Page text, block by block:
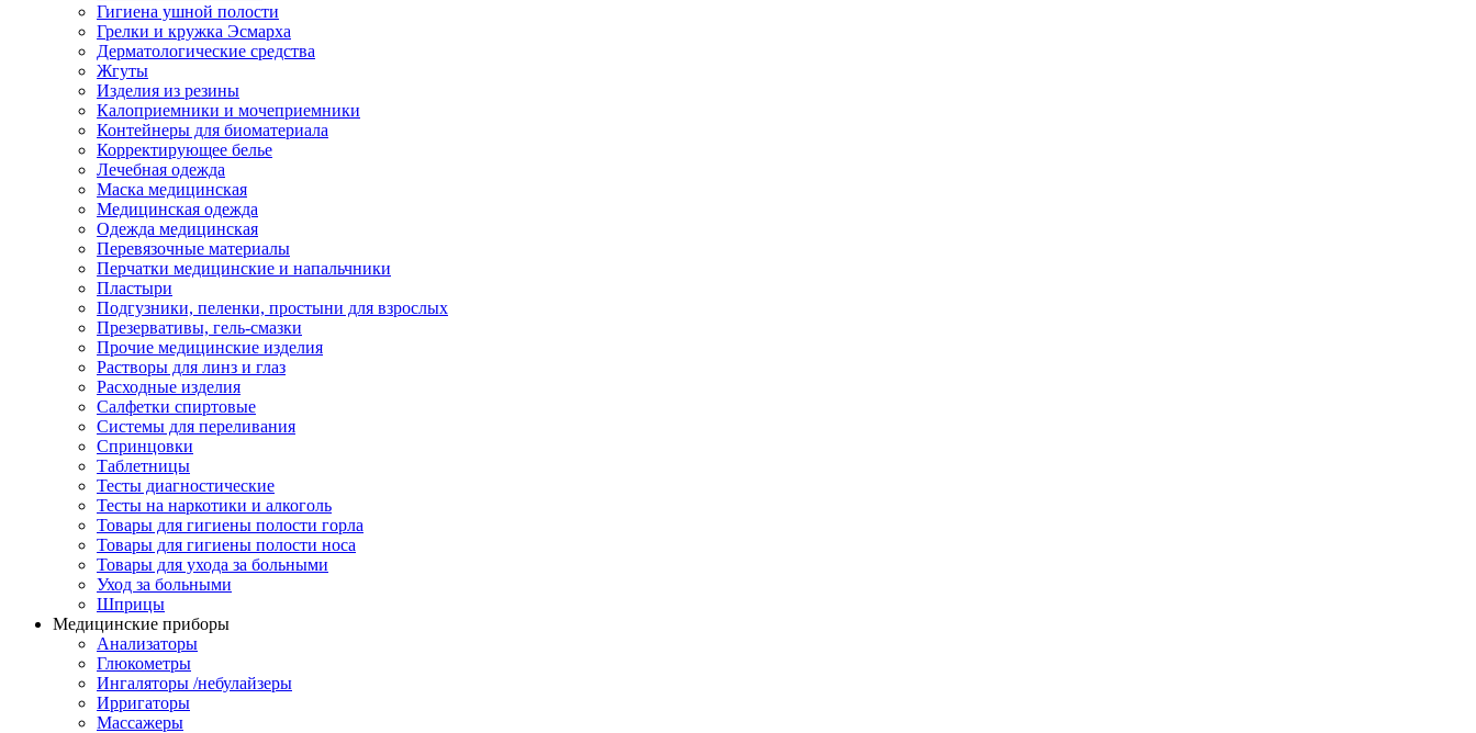
Гигиена ушной полости
Грелки и кружка Эсмарха
Дерматологические средства
Жгуты
Изделия из резины
Калоприемники и мочеприемники
Контейнеры для биоматериала
Корректирующее белье
Лечебная одежда
Маска медицинская
Медицинская одежда
Одежда медицинская
Перевязочные материалы
Перчатки медицинские и напальчники
Пластыри
Подгузники, пеленки, простыни для взрослых
Презервативы, гель-смазки
Прочие медицинские изделия
Растворы для линз и глаз
Расходные изделия
Салфетки спиртовые
Системы для переливания
Спринцовки
Таблетницы
Тесты диагностические
Тесты на наркотики и алкоголь
Товары для гигиены полости горла
Товары для гигиены полости носа
Товары для ухода за больными
Уход за больными
Шприцы
Медицинские приборы
Анализаторы
Глюкометры
Ингаляторы /небулайзеры
Ирригаторы
Массажеры